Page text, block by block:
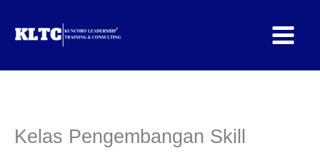
Kelas Pengembangan Skill